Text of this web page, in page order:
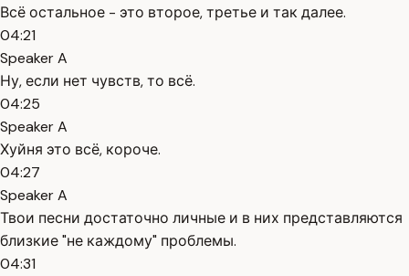
Всё остальное - это второе, третье и так далее.
04:21
Speaker A
Ну, если нет чувств, то всё.
04:25
Speaker A
Хуйня это всё, короче.
04:27
Speaker A
Твои песни достаточно личные и в них представляются
близкие "не каждому" проблемы.
04:31